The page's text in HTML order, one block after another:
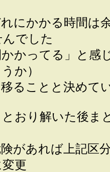
かかる時間は
でした
ってる」と感
か）
ことと決めて
おり解いた後ま
があれば上記区
更